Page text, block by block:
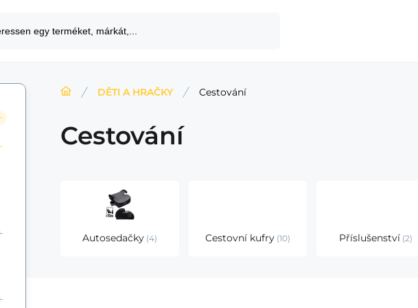
DĚTI A HRAČKY Cestování
Cestování
Autosedačky 4 Cestovní kufry 10 Příslušenství 2